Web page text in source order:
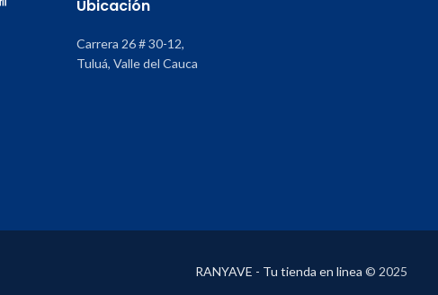
Ubicación
Carrera 26 # 30-12,
Tuluá, Valle del Cauca
RANYAVE - Tu tienda en linea © 2025